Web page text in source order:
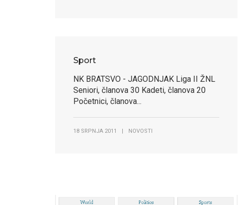
Sport
NK BRATSVO - JAGODNJAK Liga II ŽNL
Seniori, članova 30 Kadeti, članova 20
Početnici, članova...
18 SRPNJA 2011 NOVOSTI